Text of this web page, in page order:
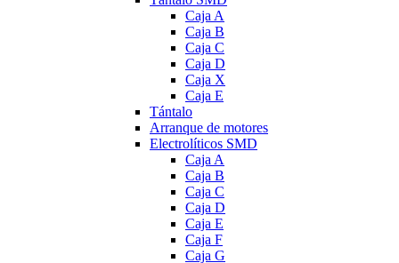
Caja A
Caja B
Caja C
Caja D
Caja X
Caja E
Tántalo
Arranque de motores
Electrolíticos SMD
Caja A
Caja B
Caja C
Caja D
Caja E
Caja F
Caja G